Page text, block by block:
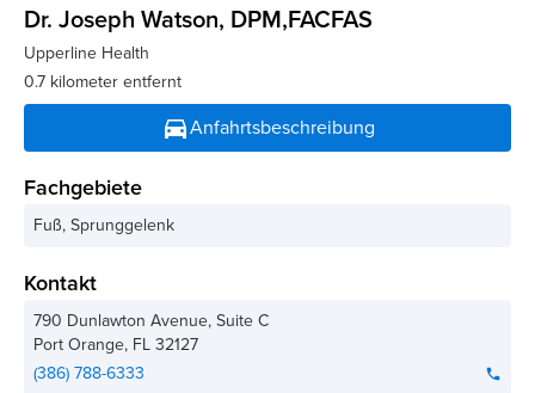
Dr. Joseph Watson, DPM,FACFAS
Upperline Health
0.7 kilometer entfernt
directions_carAnfahrtsbeschreibung
Fachgebiete
Fuß, Sprunggelenk
Kontakt
790 Dunlawton Avenue, Suite C
Port Orange, FL32127
(386) 788-6333
phone